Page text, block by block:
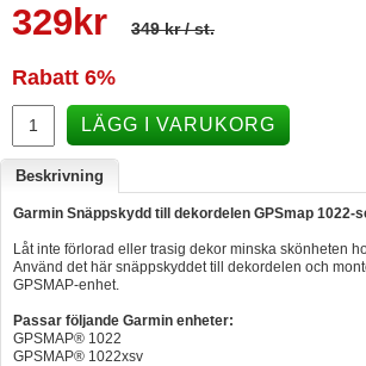
Hummertina
CTEK - Batteriladdare
Webasto - Dieselvärmare
Kamasa Tools - Verktyg
Calix - Packline - Takboxar
Thule - Takboxar
Thule - Lasthållare
329 kr 349 kr/ st.
Rabatt 6%
LÄGG I VARUKORG
Beskrivning
Garmin Snäppskydd till dekordelen GPSmap 1022-
Låt inte förlorad eller trasig dekor minska skönheten
Använd det här snäppskyddet till dekordelen och
GPSMAP-enhet.
Passar följande Garmin enheter:
GPSMAP® 1022
GPSMAP® 1022xsv